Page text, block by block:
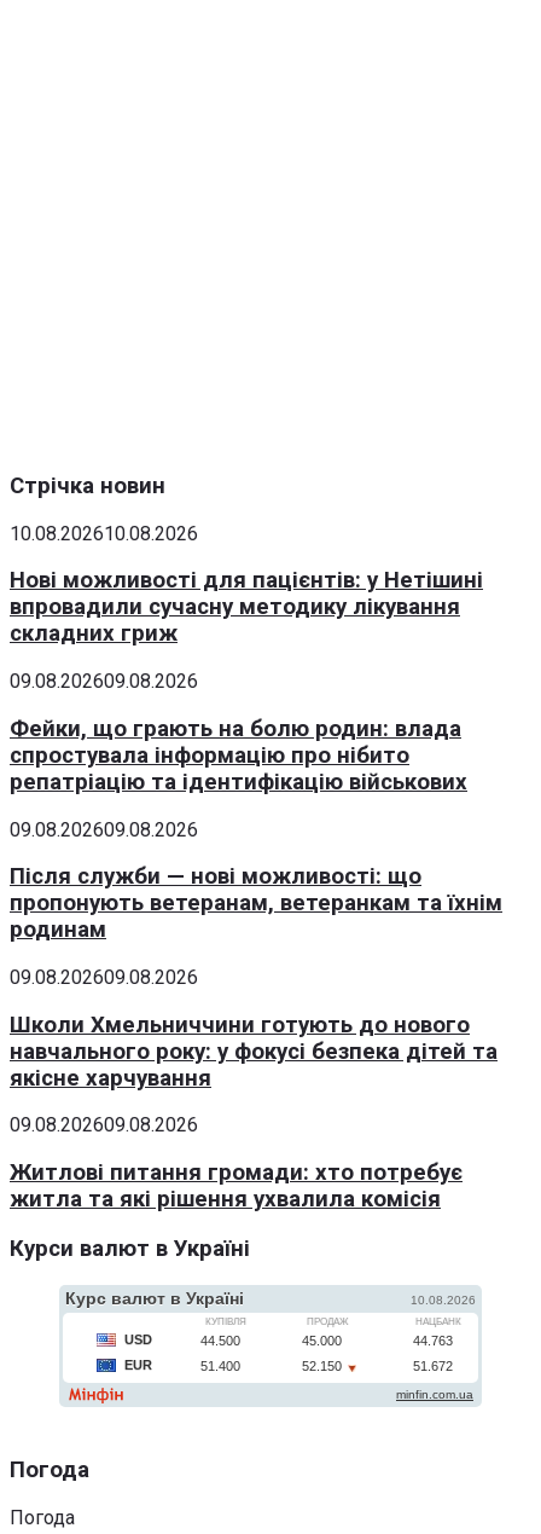
Стрічка новин
10.08.202610.08.2026
Нові можливості для пацієнтів: у Нетішині
впровадили сучасну методику лікування
складних гриж
09.08.202609.08.2026
Фейки, що грають на болю родин: влада
спростувала інформацію про нібито
репатріацію та ідентифікацію військових
09.08.202609.08.2026
Після служби — нові можливості: що
пропонують ветеранам, ветеранкам та їхнім
родинам
09.08.202609.08.2026
Школи Хмельниччини готують до нового
навчального року: у фокусі безпека дітей та
якісне харчування
09.08.202609.08.2026
Житлові питання громади: хто потребує
житла та які рішення ухвалила комісія
Курси валют в Україні
Погода
Погода